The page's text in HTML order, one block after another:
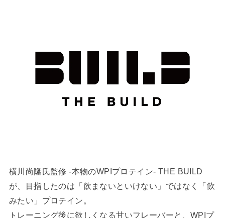
横川尚隆氏監修 -本物のWPIプロテイン- THE BUILD
が、目指したのは「飲まないといけない」ではなく「飲
みたい」プロテイン。
トレーニング後に欲しくなる甘いフレーバーと、WPIプ